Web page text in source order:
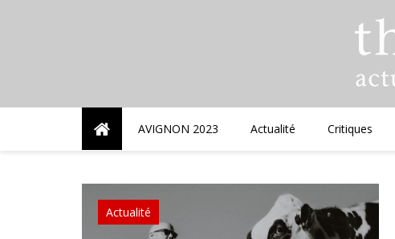
AVIGNON 2023 Actualité Critiques
Actualité